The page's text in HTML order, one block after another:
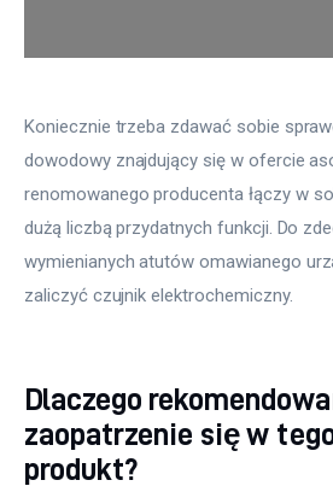
Więcej
Koniecznie trzeba zdawać sobie
dowodowy znajdujący się w ofercie
renomowanego producenta łączy w
dużą liczbą przydatnych funkcji. Do
wymienianych atutów omawianego
zaliczyć czujnik elektrochemiczny.
Dlaczego
zaopatrzenie się w
produkt?